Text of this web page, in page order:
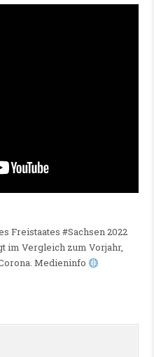
Freistaates #Sachsen 2022
im Vergleich zum Vorjahr,
Medieninfo